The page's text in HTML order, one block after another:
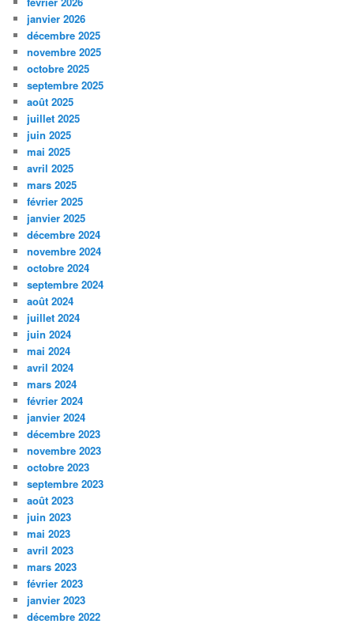
janvier 2026
décembre 2025
novembre 2025
octobre 2025
septembre 2025
août 2025
juillet 2025
juin 2025
mai 2025
avril 2025
mars 2025
février 2025
janvier 2025
décembre 2024
novembre 2024
octobre 2024
septembre 2024
août 2024
juillet 2024
juin 2024
mai 2024
avril 2024
mars 2024
février 2024
janvier 2024
décembre 2023
novembre 2023
octobre 2023
septembre 2023
août 2023
juin 2023
mai 2023
avril 2023
mars 2023
février 2023
janvier 2023
décembre 2022